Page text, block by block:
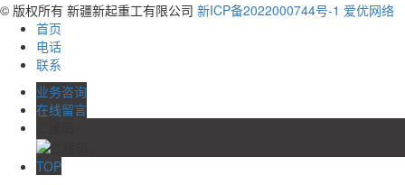
© 版权所有 新疆新起重工有限公司 新ICP备2022000744号-1 爱优网络
首页
电话
联系
业务咨询
在线留言
TOP